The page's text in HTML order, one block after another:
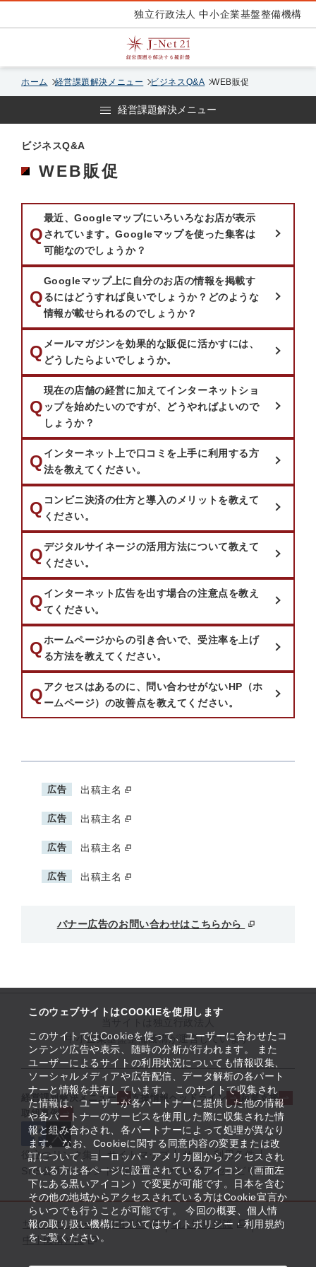
このウェブサイトはCOOKIEを使用します
このサイトではCookieを使って、ユーザーに合わせたコ
ンテンツ広告や表示、随時の分析が行われます。 また
ユーザーによるサイトの利用状況についても情報収集、
ソーシャルメディアや広告配信、データ解析の各パート
ナーと情報を共有しています。 このサイトで収集され
た情報は、ユーザーが各パートナーに提供した他の情報
や各パートナーのサービスを使用した際に収集された情
報と組み合わされ、各パートナーによって処理が異なり
ます。 なお、Cookieに関する同意内容の変更または改
訂について、ヨーロッパ・アメリカ圏からアクセスされ
ている方は各ページに設置されているアイコン（画面左
下にある黒いアイコン）で変更が可能です。日本を含む
その他の地域からアクセスされている方はCookie宣言か
らいつでも行うことが可能です。 今回の概要、個人情
報の取り扱い機構についてはサイトポリシー・利用規約
をご覧ください。
独立行政法人 中小企業基盤整備機構
ホーム 経営課題解決メニュー ビジネスQ&A WEB販促
経営課題解決メニュー
ビジネスQ&A
WEB販促
質問：
Q
最近、Googleマップにいろいろなお店が表示
されています。Googleマップを使った集客は
可能なのでしょうか？
質問：
Q
Googleマップ上に自分のお店の情報を掲載す
るにはどうすれば良いでしょうか？どのような
情報が載せられるのでしょうか？
質問：
Q メールマガジンを効果的な販促に活かすには、
どうしたらよいでしょうか。
質問：
Q
現在の店舗の経営に加えてインターネットショ
ップを始めたいのですが、どうやればよいので
しょうか？
質問：
Qインターネット上で口コミを上手に利用する方
法を教えてください。
質問：
Q コンビニ決済の仕方と導入のメリットを教えて
ください。
質問：
Qデジタルサイネージの活用方法について教えて
ください。
質問：
Qインターネット広告を出す場合の注意点を教え
てください。
質問：
Qホームページからの引き合いで、受注率を上げ
る方法を教えてください。
質問：
Qアクセスはあるのに、問い合わせがないHP（ホ
ームページ）の改善点を教えてください。
広告 出稿主名
広告 出稿主名
広告 出稿主名
広告 出稿主名
バナー広告のお問い合わせはこちらから
中小企業基盤整備機構が運営しています
経営課題解決メニュー 支援情報ヘッドライン
起業支援
取組事例
役立つリンク集 サイトマップ
サイト利用条件
SNS公式アカウント一覧
ウェブアクセシビリティ
サイトポリシー・利用規約
個人情報保護
中小機構とは